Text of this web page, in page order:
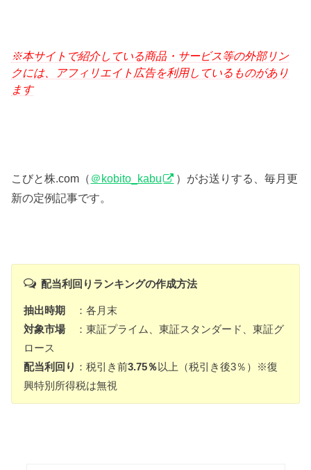
※本サイトで紹介している商品・サービス等の外部リン
クには、アフィリエイト広告を利用しているものがあり
ます
こびと株.com（ ＠kobito_kabu
）がお送りする、毎月更
新の定例記事です。
配当利回りランキングの作成方法
抽出時期
：各月末
対象市場
：東証プライム、東証スタンダード、東証グ
ロース
配当利回り ：税引き前3.75％以上（税引き後3％）※復
興特別所得税は無視